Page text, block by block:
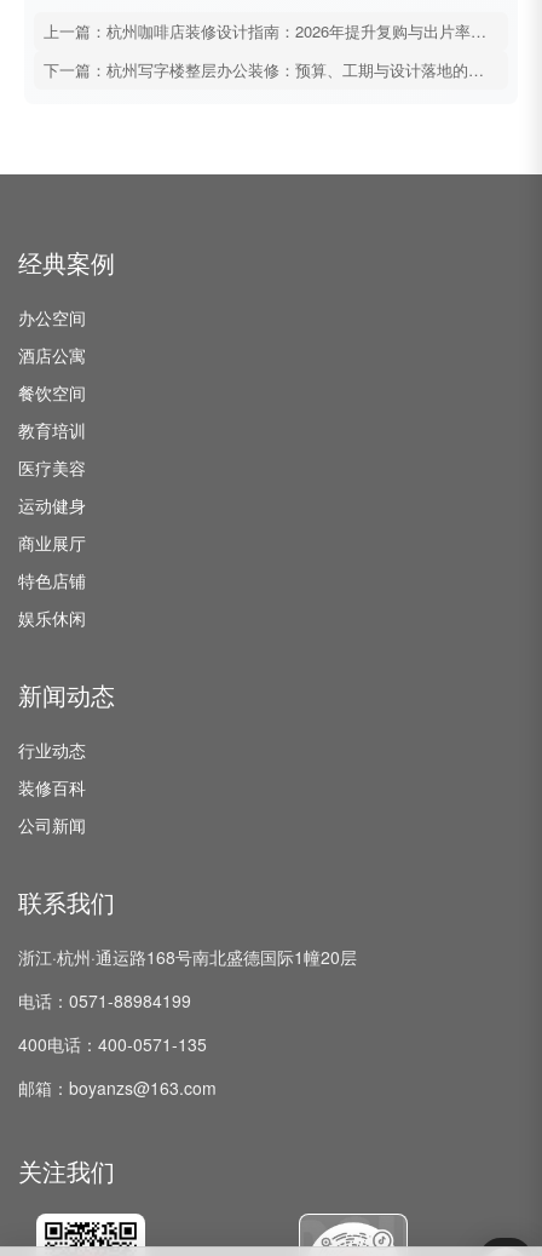
上一篇：杭州咖啡店装修设计指南：2026年提升复购与出片率的7个关键
下一篇：杭州写字楼整层办公装修：预算、工期与设计落地的全流程拆解。
经典案例
办公空间
酒店公寓
餐饮空间
教育培训
医疗美容
运动健身
商业展厅
特色店铺
娱乐休闲
新闻动态
行业动态
装修百科
公司新闻
联系我们
浙江·杭州·通运路168号南北盛德国际1幢20层
电话：0571-88984199
400电话：400-0571-135
邮箱：boyanzs@163.com
关注我们